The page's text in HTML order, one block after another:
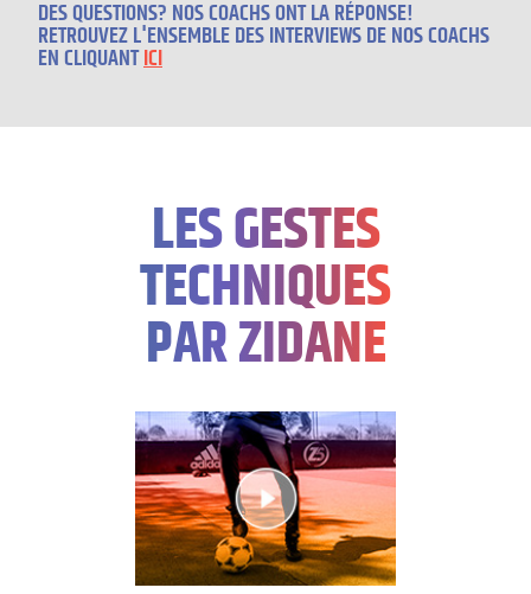
DES QUESTIONS? NOS COACHS ONT LA RÉPONSE!
RETROUVEZ L'ENSEMBLE DES INTERVIEWS DE NOS COACHS
EN CLIQUANT ICI
LES GESTES
TECHNIQUES
PAR ZIDANE